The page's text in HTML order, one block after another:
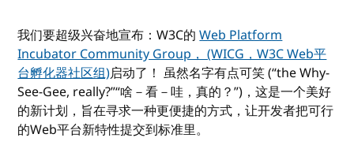
我们要超级兴奋地宣布：W3C的Web Platform
Incubator Community Group， (WICG，W3C Web平
台孵化器社区组)启动了！ 虽然名字有点可笑 (“the Why-
See-Gee, really?”“啥－看－哇，真的？”)，这是一个美好
的新计划，旨在寻求一种更便捷的方式，让开发者把可行
的Web平台新特性提交到标准里。